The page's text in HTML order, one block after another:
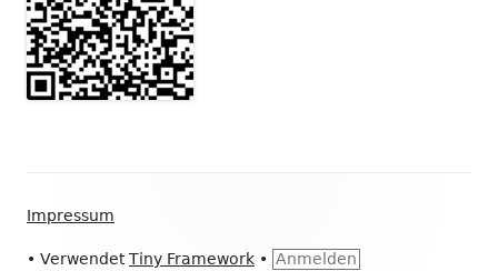
Inhalt
Impressum
• VerwendetTiny Framework • Anmelden